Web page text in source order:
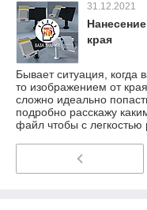
31.12.2021
края
Бывает ситуация, когда
то изображением от
сложно идеально
подробно расскажу
файл чтобы с легкостью